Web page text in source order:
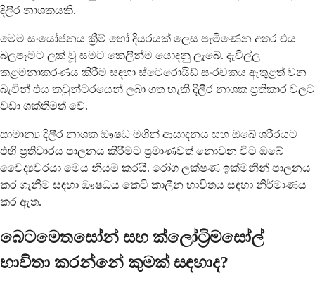
දිලීර නාශකයකි.
මෙම සංයෝජනය ක්‍රීම් හෝ දියරයක් ලෙස පැමිණෙන අතර එය
බලපෑමට ලක් වූ සමට කෙලින්ම යොදනු ලැබේ. දැවිල්ල
කළමනාකරණය කිරීම සඳහා ස්ටෙරොයිඩ් සංරචකය ඇතුළත් වන
බැවින් එය කවුන්ටරයෙන් ලබා ගත හැකි දිලීර නාශක ප්‍රතිකාර වලට
වඩා ශක්තිමත් වේ.
සාමාන්‍ය දිලීර නාශක ඖෂධ මගින් ආසාදනය සහ ඔබේ ශරීරයට
එහි ප්‍රතිචාරය පාලනය කිරීමට ප්‍රමාණවත් නොවන විට ඔබේ
වෛද්‍යවරයා මෙය නියම කරයි. රෝග ලක්ෂණ ඉක්මනින් පාලනය
කර ගැනීම සඳහා ඖෂධය කෙටි කාලීන භාවිතය සඳහා නිර්මාණය
කර ඇත.
බෙටමෙතසෝන් සහ ක්ලෝට්‍රිමසෝල්
භාවිතා කරන්නේ කුමක් සඳහාද?